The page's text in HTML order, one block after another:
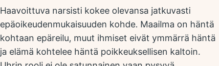
Haavoittuva narsisti kokee olevansa jatkuvasti
epäoikeudenmukaisuuden kohde. Maailma on häntä
kohtaan epäreilu, muut ihmiset eivät ymmärrä häntä
ja elämä kohtelee häntä poikkeuksellisen kaltoin.